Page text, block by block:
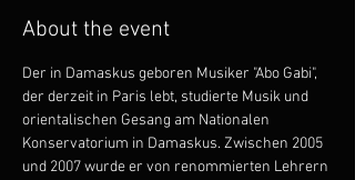
About the event
Der in Damaskus geboren Musiker "Abo Gabi",
der derzeit in Paris lebt, studierte Musik und
orientalischen Gesang am Nationalen
Konservatorium in Damaskus. Zwischen 2005
und 2007 wurde er von renommierten Lehrern